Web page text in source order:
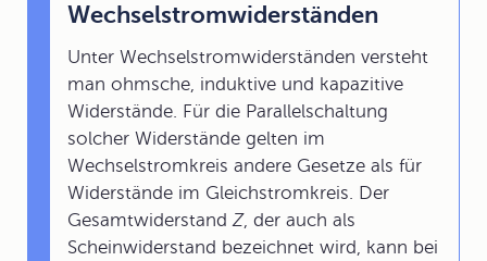
Wechselstromwiderständen
Unter Wechselstromwiderständen versteht
man ohmsche, induktive und kapazitive
Widerstände. Für die Parallelschaltung
solcher Widerstände gelten im
Wechselstromkreis andere Gesetze als für
Widerstände im Gleichstromkreis. Der
GesamtwiderstandZ, der auch als
Scheinwiderstand bezeichnet wird, kann bei